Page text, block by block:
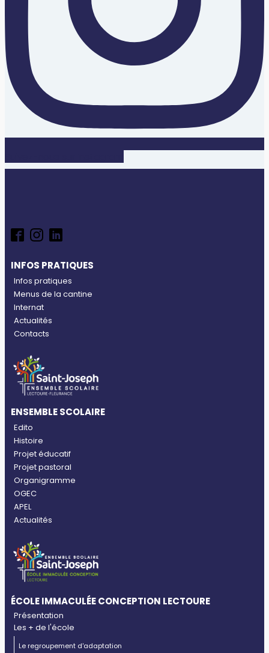
INFOS PRATIQUES
Infos pratiques
Menus de la cantine
Internat
Actualités
Contacts
ENSEMBLE SCOLAIRE
Edito
Histoire
Projet éducatif
Projet pastoral
Organigramme
OGEC
APEL
Actualités
ÉCOLE IMMACULÉE CONCEPTION LECTOURE
Présentation
Les + de l'école
Le regroupement d'adaptation